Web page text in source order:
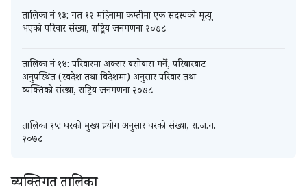
तालिका नं १३: गत १२ महिनामा कम्तीमा एक सदस्यको मृत्यु
भएको परिवार संख्या, राष्ट्रिय जनगणना २०७८
तालिका नं १४: परिवारमा अक्सर बसोबास गर्ने, परिवारबाट
अनुपस्थित (स्वदेश तथा विदेशमा) अनुसार परिवार तथा
व्यक्तिको संख्या, राष्ट्रिय जनगणना २०७८
तालिका १५: घरको मुख्य प्रयोग अनुसार घरको संख्या, रा.ज.ग.
२०७८
व्यक्तिगत तालिका